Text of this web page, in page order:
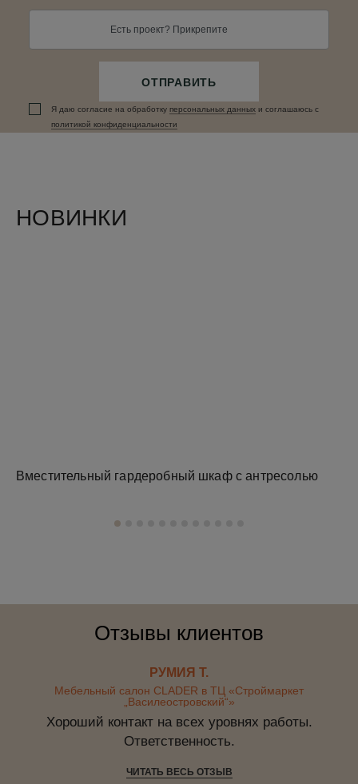
Есть проект? Прикрепите
ОТПРАВИТЬ
Я даю согласие на обработку персональных данныx и соглашаюсь c
политикой конфиденциальности
НОВИНКИ
Вместительный гардеробный шкаф с антресолью
Отзывы клиентов
РУМИЯ Т.
Мебельный салон CLADER в ТЦ «Строймаркет
„Василеостровский“»
Хороший контакт на всех уровнях работы.
Ответственность.
ЧИТАТЬ ВЕСЬ ОТЗЫВ